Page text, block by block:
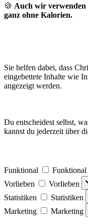
🍪 Auch wir
ganz ohne Kalorien.
Sie helfen dabei, dass
eingebettete Inhalte wie
angezeigt werden.
Du entscheidest selbst,
kannst du jederzeit über
Funktional Funktional
Vorlieben
Vorlieben
Statistiken
Statistiken
Marketing
Marketing